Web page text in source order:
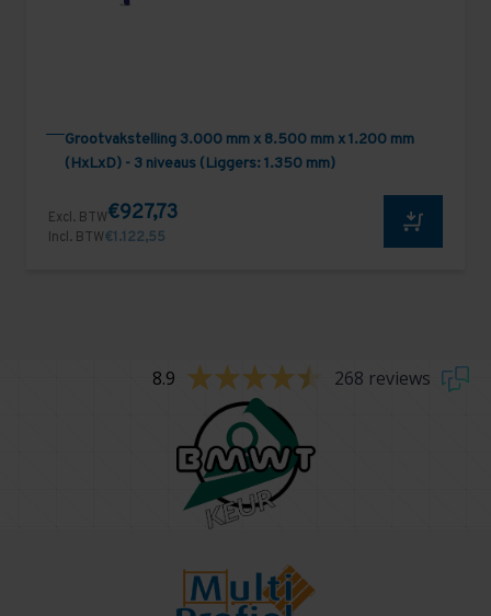
Grootvakstelling 3.000 mm x 8.500 mm x 1.200 mm
(HxLxD) - 3 niveaus (Liggers: 1.350 mm)
Excl. BTW€927,73
Incl. BTW€1.122,55
8.9 268 reviews